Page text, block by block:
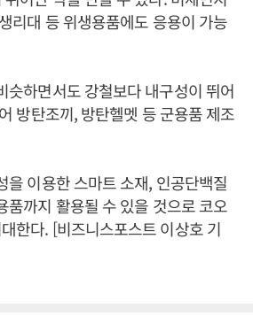
리대 등 위생용품에도 응용이 가능
슷하면서도 강철보다 내구성이 뛰어
방탄조끼, 방탄헬멧 등 군용품 제조
을 이용한 스마트 소재, 인공단백질
품까지 활용될 수 있을 것으로 코오
한다. [비즈니스포스트 이상호 기